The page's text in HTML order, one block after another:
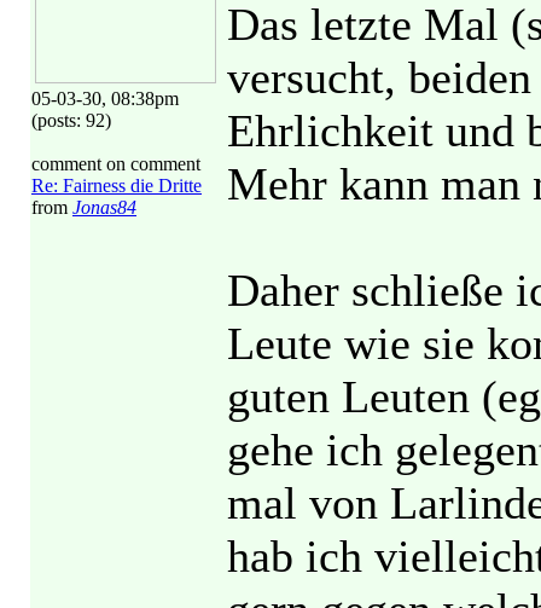
05-03-30, 08:38pm
(posts: 92)
comment on comment
Re: Fairness die Dritte
from Jonas84
Das letzte Mal
versucht,
Ehrlichkeit und
Mehr kann man
Daher schließe
Leute wie sie
guten Leuten
gehe ich
mal von
hab ich